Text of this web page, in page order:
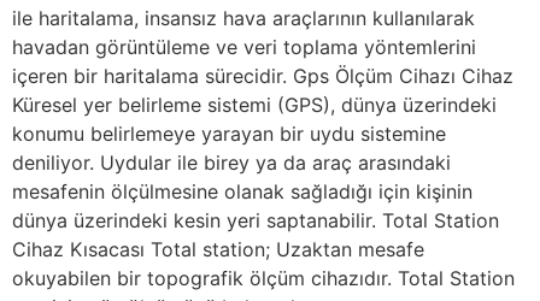
ile haritalama, insansız hava araçlarının kullanılarak
havadan görüntüleme ve veri toplama yöntemlerini
içeren bir haritalama sürecidir. Gps Ölçüm Cihazı Cihaz
Küresel yer belirleme sistemi (GPS), dünya üzerindeki
konumu belirlemeye yarayan bir uydu sistemine
deniliyor. Uydular ile birey ya da araç arasındaki
mesafenin ölçülmesine olanak sağladığı için kişinin
dünya üzerindeki kesin yeri saptanabilir. Total Station
Cihaz Kısacası Total station; Uzaktan mesafe
okuyabilen bir topografik ölçüm cihazıdır. Total Station